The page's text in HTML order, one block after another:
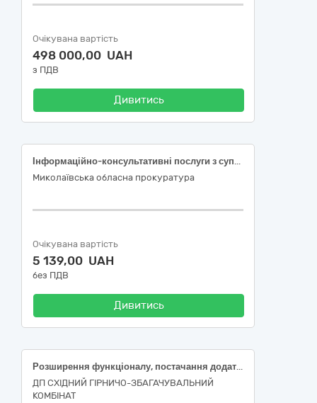
Очікувана вартість
498 000,00 UAH
з ПДВ
Дивитись
Інформаційно-консультативні послуги з супроводження програмного забезпечення «M.E.Doc» та послуги з налаштування поштового з’єднання
Миколаївська обласна прокуратура
Очікувана вартість
5 139,00 UAH
без ПДВ
Дивитись
Розширення функціоналу, постачання додаткових ліцензій та технічна підтримка системи електронного документообігу
ДП СХІДНИЙ ГІРНИЧО-ЗБАГАЧУВАЛЬНИЙ
КОМБІНАТ